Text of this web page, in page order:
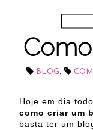
BLOG,
Hoje em dia
como criar um
basta ter um